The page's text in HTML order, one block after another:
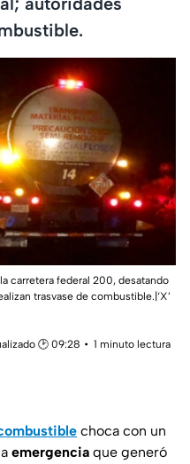
carretera federal 200, desatando
trasvase de combustible.|‘X’
🕑 09:28
1 minuto lectura
choca con un
emergencia que generó